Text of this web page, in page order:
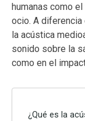
humanas como
ocio. A diferencia
la acústica
sonido sobre la
como en el
¿Qué es la